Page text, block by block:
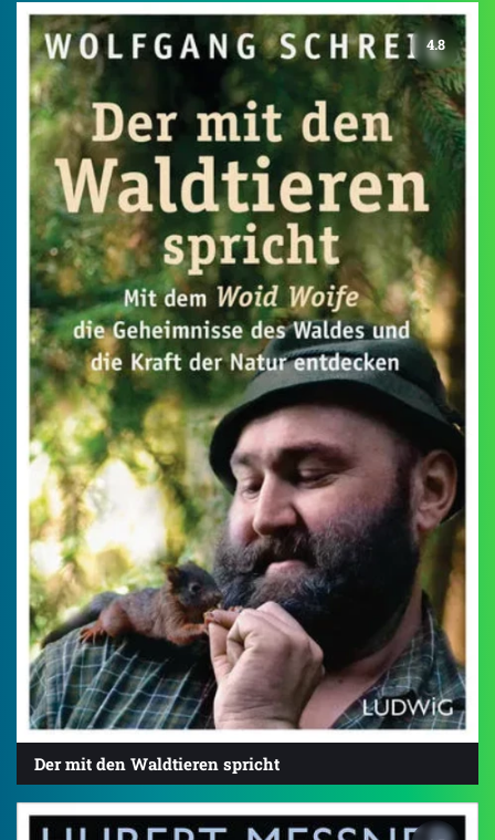
4.8
Der mit den Waldtieren spricht